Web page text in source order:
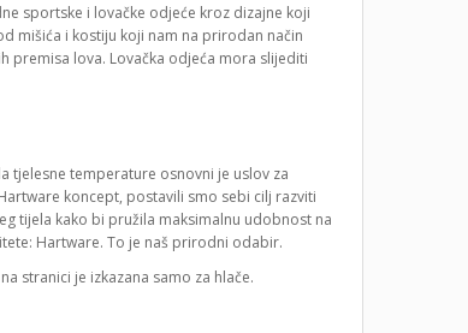
sportske i lovačke odjeće kroz dizajne koji
mišića i kostiju koji nam na prirodan način
premisa lova. Lovačka odjeća mora slijediti
tjelesne temperature osnovni je uslov za
koncept, postavili smo sebi cilj razviti
tijela kako bi pružila maksimalnu udobnost na
Hartware. To je naš prirodni odabir.
stranici je izkazana samo za hlače.